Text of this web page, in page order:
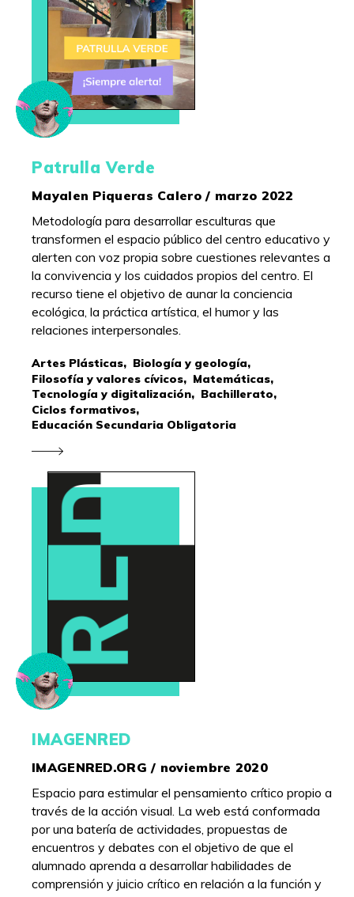
Patrulla Verde
Mayalen Piqueras Calero / marzo 2022
Metodología para desarrollar esculturas que
transformen el espacio público del centro educativo y
alerten con voz propia sobre cuestiones relevantes a
la convivencia y los cuidados propios del centro. El
recurso tiene el objetivo de aunar la conciencia
ecológica, la práctica artística, el humor y las
relaciones interpersonales.
Artes Plásticas, Biología y geología,
Filosofía y valores cívicos, Matemáticas,
Tecnología y digitalización, Bachillerato,
Ciclos formativos,
Educación Secundaria Obligatoria
IMAGENRED
IMAGENRED.ORG / noviembre 2020
Espacio para estimular el pensamiento crítico propio a
través de la acción visual. La web está conformada
por una batería de actividades, propuestas de
encuentros y debates con el objetivo de que el
alumnado aprenda a desarrollar habilidades de
comprensión y juicio crítico en relación a la función y